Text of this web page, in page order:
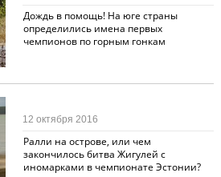
Дождь в помощь! На юге страны
определились имена первых
чемпионов по горным гонкам
Ралли на острове, или чем
закончилось битва Жигулей с
иномарками в чемпионате Эстонии?
12 октября 2016